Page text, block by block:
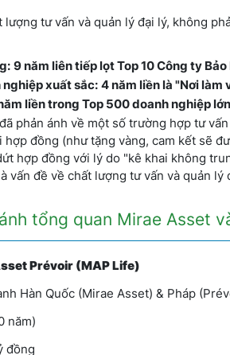
lượng tư vấn và quản lý đại lý, không
9 năm liên tiếp lọt Top 10 Công ty
nghiệp xuất sắc: 4 năm liền là "Nơi
liền trong Top 500 doanh nghiệp
phản ánh về một số trường hợp tư
hợp đồng (như tặng vàng, cam kết sẽ
hợp đồng với lý do "kê khai không
vấn đề về chất lượng tư vấn và quản
tổng quan Mirae Asset
Prévoir (MAP Life)
Hàn Quốc (Mirae Asset) & Pháp
năm)
đồng